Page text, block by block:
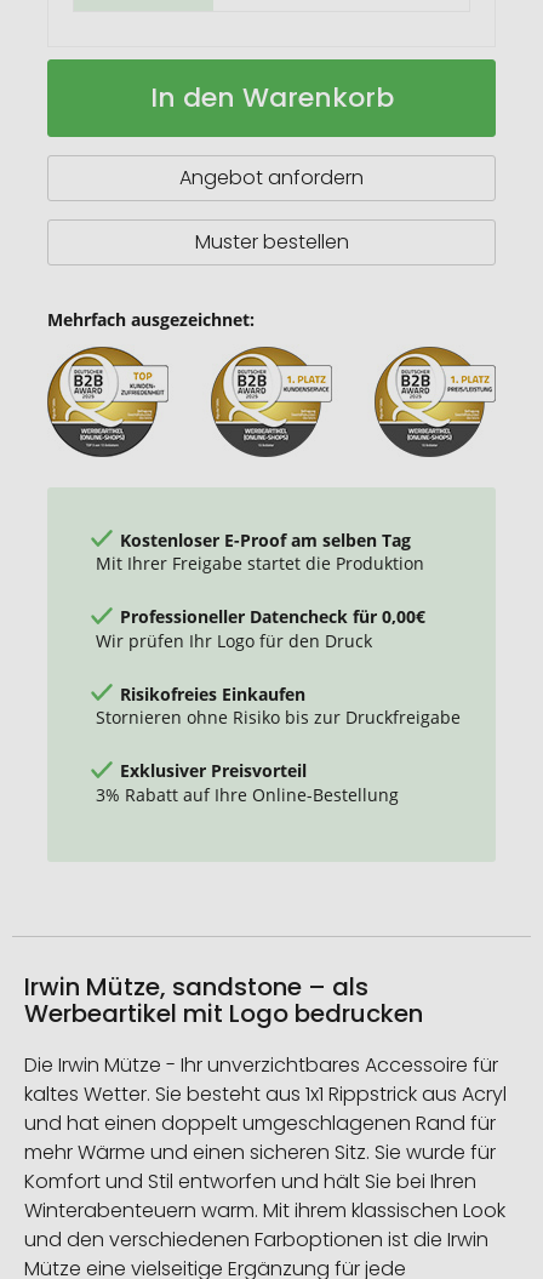
Irwin
Auf
In den Warenkorb
Angebot anfordern
Muster bestellen
Mehrfach ausgezeichnet:
Kostenloser E-Proof am selben Tag
Mit Ihrer Freigabe startet die Produktion
Professioneller Datencheck für 0,00€
Wir prüfen Ihr Logo für den Druck
Risikofreies Einkaufen
Stornieren ohne Risiko bis zur Druckfreigabe
Exklusiver Preisvorteil
3% Rabatt auf Ihre Online-Bestellung
Irwin Mütze, sandstone – als
Werbeartikel mit Logo bedrucken
Die Irwin Mütze - Ihr unverzichtbares Accessoire für
kaltes Wetter. Sie besteht aus 1x1 Rippstrick aus Acryl
und hat einen doppelt umgeschlagenen Rand für
mehr Wärme und einen sicheren Sitz. Sie wurde für
Komfort und Stil entworfen und hält Sie bei Ihren
Winterabenteuern warm. Mit ihrem klassischen Look
und den verschiedenen Farboptionen ist die Irwin
Mütze eine vielseitige Ergänzung für jede